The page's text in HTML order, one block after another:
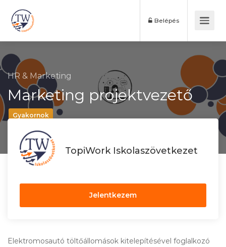
Belépés
HR & Marketing
Marketing projektvezető
Gyakornok
TopiWork Iskolaszövetkezet
Jelentkezem
Elektromosautó töltőállomások kitelepítésével foglalkozó